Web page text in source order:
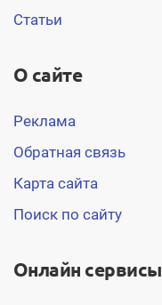
Статьи
О сайте
Реклама
Обратная связь
Карта сайта
Поиск по сайту
Онлайн сервисы